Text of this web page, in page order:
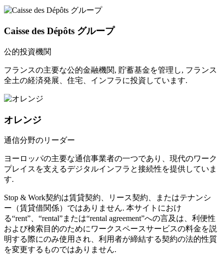
Caisse des Dépôts グループ
公的投資機関
フランスの主要な公的金融機関, 貯蓄基金を管理し, フランス
全土の経済発展、住宅、インフラに投資しています.
オレンジ
通信分野のリーダー
ヨーロッパの主要な通信事業者の一つであり、現代のワーク
プレイスを支えるデジタルインフラと接続性を提供していま
す.
Stop & Work契約は賃貸契約、リース契約、またはテナンシ
ー（賃貸借関係）ではありません. 本サイトにおけ
る“rent”、“rental”または“rental agreement”への言及は、利便性
および検索目的のためにワークスペースサービスの料金を説
明する際にのみ使用され、利用者が締結する契約の法的性質
を変更するものではありません.